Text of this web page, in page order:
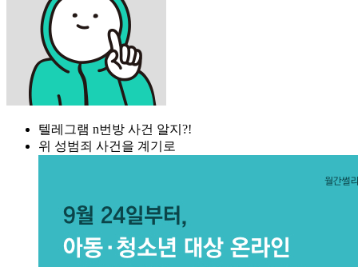
텔레그램 n번방 사건 알지?!
위 성범죄 사건을 계기로